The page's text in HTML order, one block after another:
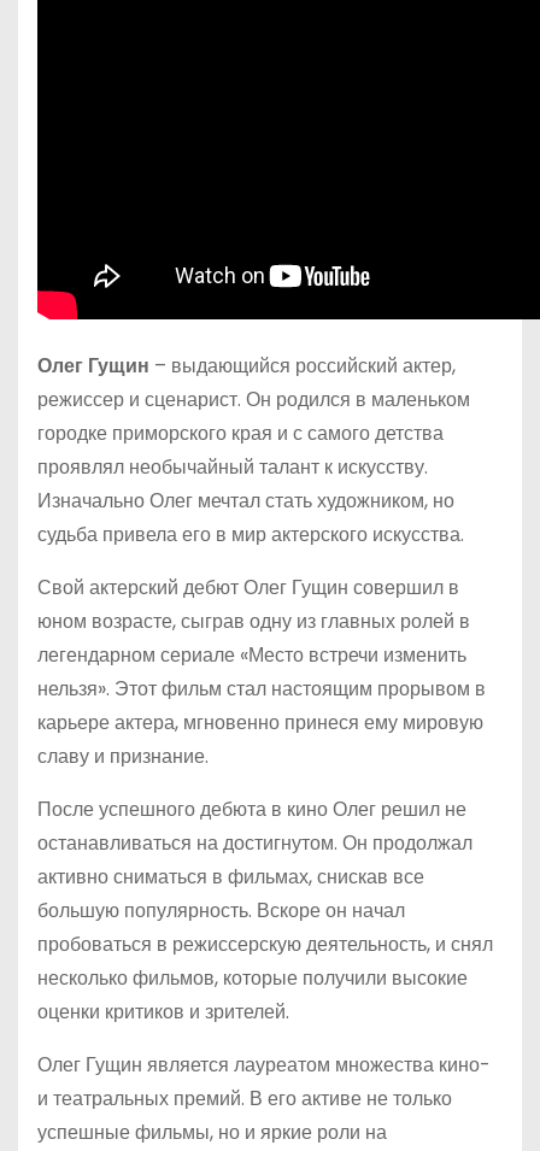
Олег Гущин – выдающийся российский актер,
режиссер и сценарист. Он родился в маленьком
городке приморского края и с самого детства
проявлял необычайный талант к искусству.
Изначально Олег мечтал стать художником, но
судьба привела его в мир актерского искусства.
Свой актерский дебют Олег Гущин совершил в
юном возрасте, сыграв одну из главных ролей в
легендарном сериале «Место встречи изменить
нельзя». Этот фильм стал настоящим прорывом в
карьере актера, мгновенно принеся ему мировую
славу и признание.
После успешного дебюта в кино Олег решил не
останавливаться на достигнутом. Он продолжал
активно сниматься в фильмах, снискав все
большую популярность. Вскоре он начал
пробоваться в режиссерскую деятельность, и снял
несколько фильмов, которые получили высокие
оценки критиков и зрителей.
Олег Гущин является лауреатом множества кино-
и театральных премий. В его активе не только
успешные фильмы, но и яркие роли на